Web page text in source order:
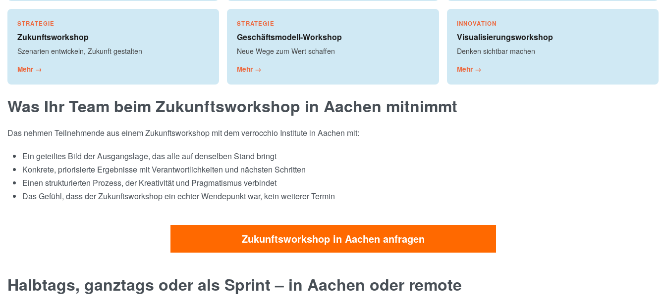
STRATEGIE
Zukunftsworkshop
Szenarien entwickeln, Zukunft gestalten
Mehr →
STRATEGIE
Geschäftsmodell-Workshop
Neue Wege zum Wert schaffen
Mehr →
INNOVATION
Visualisierungsworkshop
Denken sichtbar machen
Mehr →
Was Ihr Team beim Zukunftsworkshop in Aachen mitnimmt
Das nehmen Teilnehmende aus einem Zukunftsworkshop mit dem verrocchio Institute in Aachen mit:
Ein geteiltes Bild der Ausgangslage, das alle auf denselben Stand bringt
Konkrete, priorisierte Ergebnisse mit Verantwortlichkeiten und nächsten Schritten
Einen strukturierten Prozess, der Kreativität und Pragmatismus verbindet
Das Gefühl, dass der Zukunftsworkshop ein echter Wendepunkt war, kein weiterer Termin
Zukunftsworkshop in Aachen anfragen
Halbtags, ganztags oder als Sprint – in Aachen oder remote